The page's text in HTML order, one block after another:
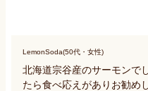
LemonSoda(50代・女性)
北海道宗谷産のサーモンで
たら食べ応えがありお勧め